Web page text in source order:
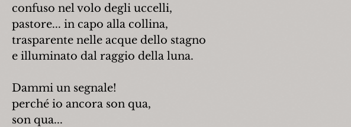
confuso nel volo degli uccelli,
pastore... in capo alla collina,
trasparente nelle acque dello stagno
e illuminato dal raggio della luna.
Dammi un segnale!
perché io ancora son qua,
son qua...